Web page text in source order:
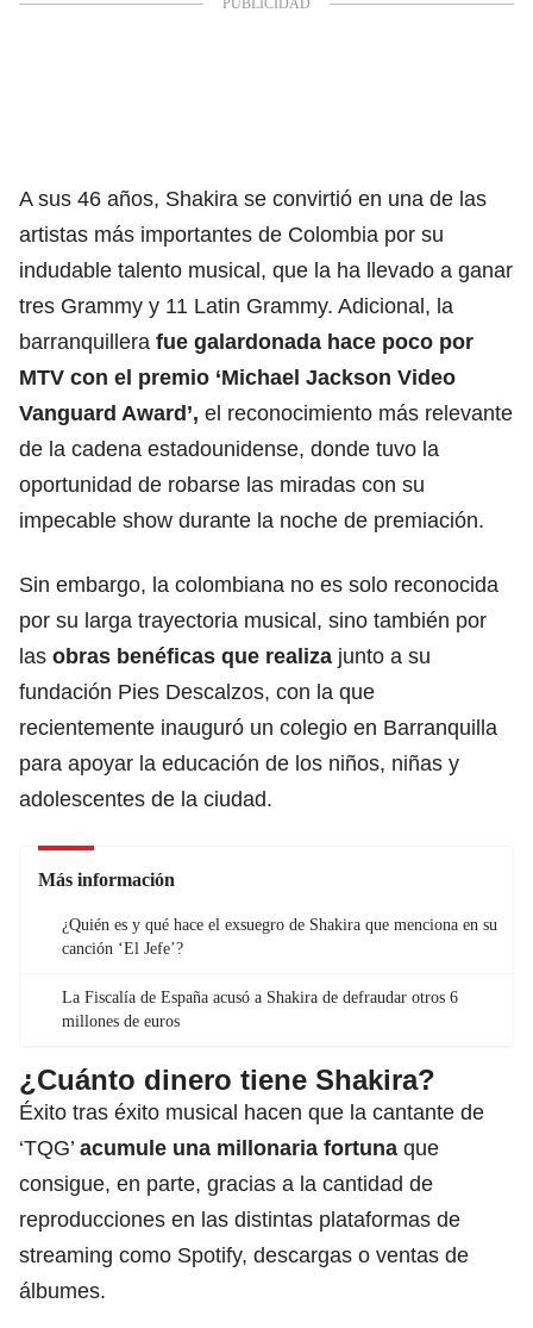
A sus 46 años, Shakira se convirtió en una de las
artistas más importantes de Colombia por su
indudable talento musical, que la ha llevado a ganar
tres Grammy y 11 Latin Grammy. Adicional, la
barranquillera fue galardonada hace poco por
MTV con el premio ‘Michael Jackson Video
Vanguard Award’, el reconocimiento más relevante
de la cadena estadounidense, donde tuvo la
oportunidad de robarse las miradas con su
impecable show durante la noche de premiación.
Sin embargo, la colombiana no es solo reconocida
por su larga trayectoria musical, sino también por
las obras benéficas que realiza junto a su
fundación Pies Descalzos, con la que
recientemente inauguró un colegio en Barranquilla
para apoyar la educación de los niños, niñas y
adolescentes de la ciudad.
Más información
¿Quién es y qué hace el exsuegro de Shakira que menciona en su
canción ‘El Jefe’?
La Fiscalía de España acusó a Shakira de defraudar otros 6
millones de euros
¿Cuánto dinero tiene Shakira?
Éxito tras éxito musical hacen que la cantante de
‘TQG’ acumule una millonaria fortuna que
consigue, en parte, gracias a la cantidad de
reproducciones en las distintas plataformas de
streaming como Spotify, descargas o ventas de
álbumes.